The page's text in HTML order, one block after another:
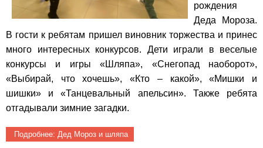
рождения
Деда Мороза.
В гости к ребятам пришел виновник торжества и принес
много интересных конкурсов. Дети играли в веселые
конкурсы и игры «Шляпа», «Снегопад наоборот»,
«Выбирай, что хочешь», «Кто – какой», «Мишки и
шишки» и «Танцевальный апельсин». Также ребята
отгадывали зимние загадки.
Подробнее: Дед Мороз и шляпа